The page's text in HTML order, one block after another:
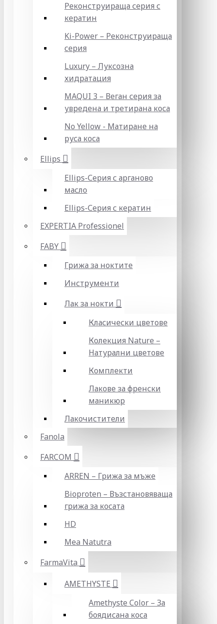
Реконструираща серия с
кератин
Ki-Power – Реконструираща
серия
Luxury – Луксозна
хидратация
MAQUI 3 – Веган серия за
увредена и третирана коса
No Yellow - Матиране на
руса коса
Ellips
Ellips-Серия с арганово
масло
Ellips-Серия с кератин
EXPERTIA Professionel
FABY
Грижа за ноктите
Инструменти
Лак за нокти
Класически цветове
Колекция Nature –
Натурални цветове
Комплекти
Лакове за френски
маникюр
Лакочистители
Fanola
FARCOM
ARREN – Грижа за мъже
Bioproten – Възстановяваща
грижа за косата
HD
Mea Natutra
FarmaVita
AMETHYSTE
Amethyste Color – За
боядисана коса